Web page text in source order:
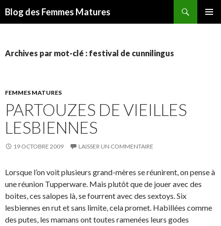
Blog des Femmes Matures
Archives par mot-clé : festival de cunnilingus
FEMMES MATURES
PARTOUZES DE VIEILLES
LESBIENNES
19 OCTOBRE 2009 LAISSER UN COMMENTAIRE
Lorsque l’on voit plusieurs grand-mères se réunirent, on pense à
une réunion Tupperware. Mais plutôt que de jouer avec des
boites, ces salopes là, se fourrent avec des sextoys. Six
lesbiennes en rut et sans limite, cela promet. Habillées comme
des putes, les mamans ont toutes ramenées leurs godes